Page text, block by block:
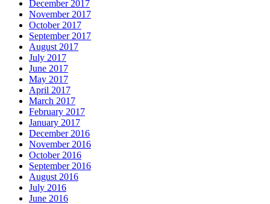
December 2017
November 2017
October 2017
September 2017
August 2017
July 2017
June 2017
May 2017
April 2017
March 2017
February 2017
January 2017
December 2016
November 2016
October 2016
September 2016
August 2016
July 2016
June 2016